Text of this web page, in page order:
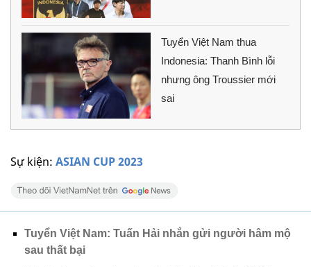
Sự kiện: ASIAN CUP 2023
Tuyển Việt Nam thua
Indonesia: Thanh Bình lỗi
nhưng ông Troussier mới
sai
Tuyển Việt Nam: Tuấn Hải nhắn gửi người hâm mộ
sau thất bại